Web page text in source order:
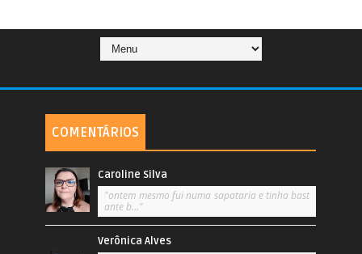
COMENTÁRIOS
Caroline Silva
"ontem mesmo fui numa sapataria e tinha bast
ante b..."
Verônica Alves